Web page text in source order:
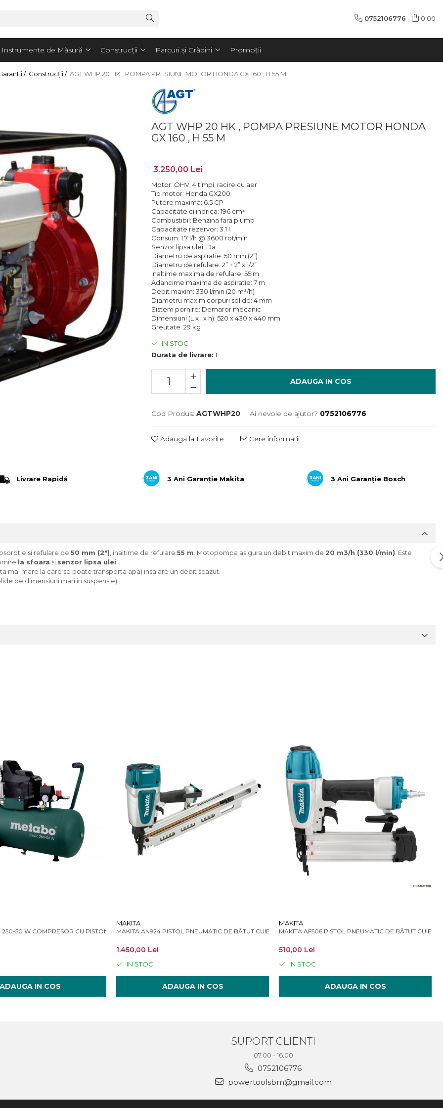
0752106776 0,00
Instrumente de Măsură Construcții Parcuri și Grădini Promoții
/ Construcții / AGT WHP 20 HK , POMPA PRESIUNE MOTOR HONDA GX 160 , H 55 M
AGT WHP 20 HK , POMPA PRESIUNE MOTOR HONDA
GX 160 , H 55 M
3.250,00 Lei
Motor: OHV, 4 timpi, racire cu aer
Tip motor: Honda GX200
Putere maxima: 6.5 CP
Capacitate cilindrica: 196 cm³
Combustibil: Benzina fara plumb
Capacitate rezervor: 3.1 l
Consum: 1.7 l/h @ 3600 rot/min
Senzor lipsa ulei: Da
Diametru de aspiratie: 50 mm (2”)
Diametru de refulare: 2” + 2” x 1/2”
Inaltime maxima de refulare: 55 m
Adancime maxima de aspiratie: 7 m
Debit maxim: 330 l/min (20 m³/h)
Diametru maxim corpuri solide: 4 mm
Sistem pornire: Demaror mecanic
Dimensiuni (L x l x h): 520 x 430 x 440 mm
Greutate: 29 kg
IN STOC
Durata de livrare: 1
ADAUGA IN COS
Cod Produs: AGTWHP20 Ai nevoie de ajutor? 0752106776
Adauga la Favorite Cere informatii
Livrare Rapidă 3 Ani Garanție Makita 3 Ani Garanție Bosch
si refulare de 50 mm (2") , inaltime de refulare 55 m . Motopompa asigura un debit maxim de 20 m3/h (330 l/min) . Este
la sfoara si senzor lipsa ulei
mare la care se poate transporta apa) insa are un debit scazut.
de dimensiuni mari in suspensie).
50 W COMPRESOR CU PISTON
ADAUGA IN COS
MAKITA
MAKITA AN924 PISTOL PNEUMATIC DE BĂTUT CUIE 50 - 90 MM 8.3 BAR
1.450,00 Lei
IN STOC
ADAUGA IN COS
MAKITA
MAKITA AF506 PISTOL PNEUMATIC DE BĂTUT CUIE
510,00 Lei
IN STOC
ADAUGA IN COS
SUPORT CLIENTI
07.00 - 16.00
0752106776
powertoolsbm@gmail.com